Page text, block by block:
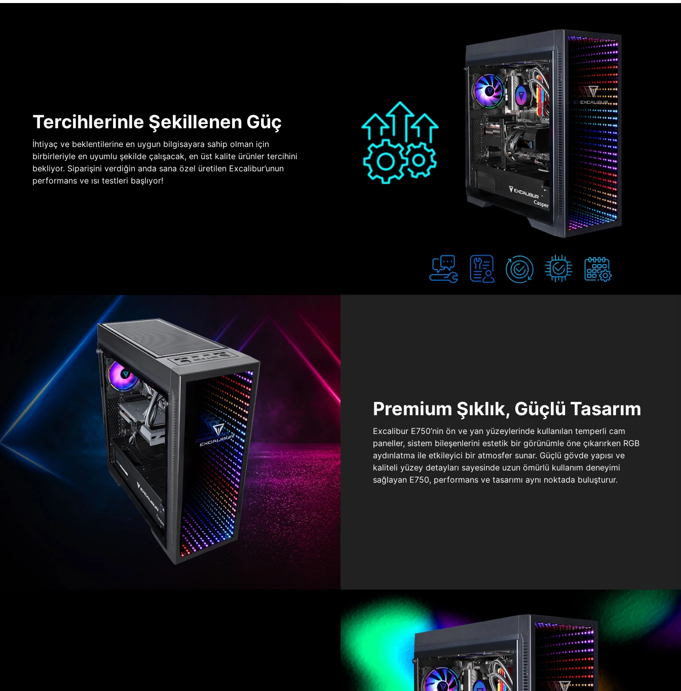
Tercihlerinle Şekillenen Güç
İhtiyaç ve beklentilerine en uygun bilgisayara sahip olman için
birbirleriyle en uyumlu şekilde çalışacak, en üst kalite ürünler tercihini
bekliyor. Siparişini verdiğin anda sana özel üretilen Excalibur’unun
performans ve ısı testleri başlıyor!
Premium Şıklık, Güçlü Tasarım
Excalibur E750’nin ön ve yan yüzeylerinde kullanılan temperli cam
paneller, sistem bileşenlerini estetik bir görünümle öne çıkarırken RGB
aydınlatma ile etkileyici bir atmosfer sunar. Güçlü gövde yapısı ve
kaliteli yüzey detayları sayesinde uzun ömürlü kullanım deneyimi
sağlayan E750, performans ve tasarımı aynı noktada buluşturur.